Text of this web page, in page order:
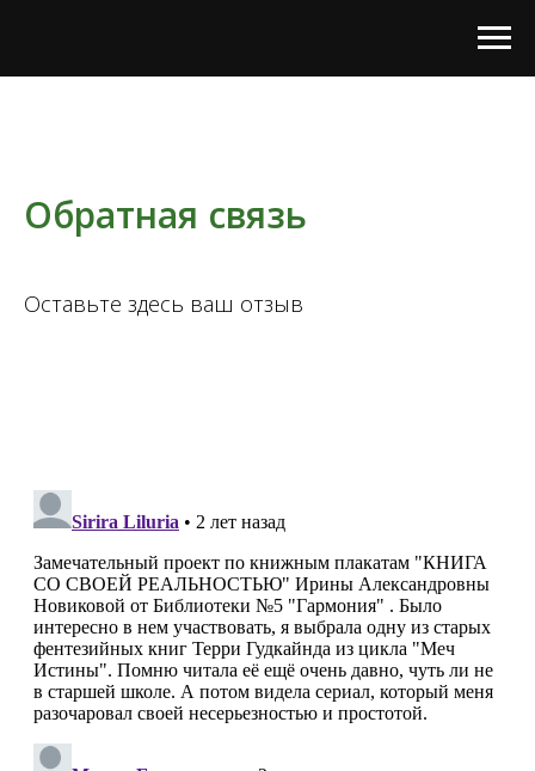
Обратная связь
Оставьте здесь ваш отзыв